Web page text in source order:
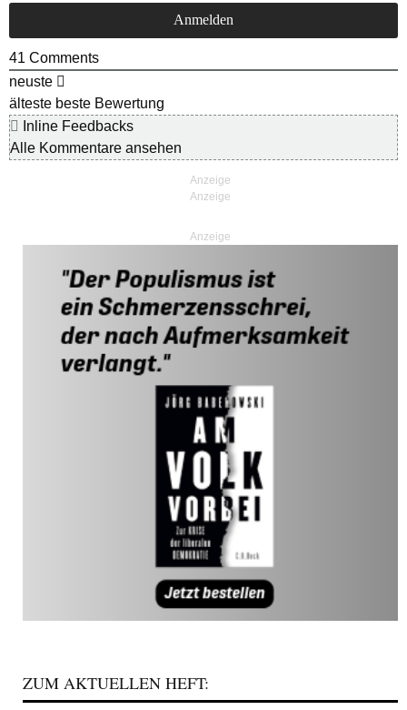
41 Comments
neuste
älteste beste Bewertung
Inline Feedbacks
Alle Kommentare ansehen
Anzeige
ZUM AKTUELLEN HEFT: